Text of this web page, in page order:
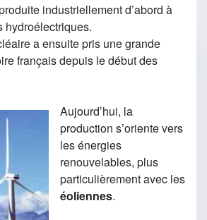
industriellement d’abord à
hydroélectriques.
a ensuite pris une grande
français depuis le début des
Aujourd’hui, la
production s’oriente vers
les énergies
renouvelables, plus
particulièrement avec les
éoliennes.